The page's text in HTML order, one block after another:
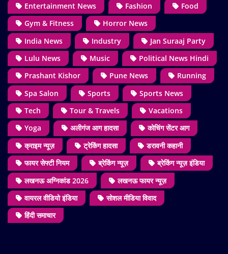
Entertainment News
Fashion
Food
Gym & Fitness
Horror News
India News
Industry
Jan Suraaj Party
Lulu News
Music
Political News Hindi
Prashant Kishor
Pune News
Running
Spa Salon
Sports
Sports News
Tech
Tour & Travels
Vacations
Yoga
अलीगंज आग हादसा
कोचिंग सेंटर आग
क्राइम न्यूज़
ट्रेकिंग हादसा
डरावनी कहानी
फायर सेफ्टी नियम
ब्रेकिंग न्यूज़
ब्रेकिंग न्यूज़ इंडिया
लखनऊ अग्निकांड 2026
लखनऊ फायर न्यूज़
वायरल वीडियो इंडिया
सोशल मीडिया विवाद
हिंदी समाचार